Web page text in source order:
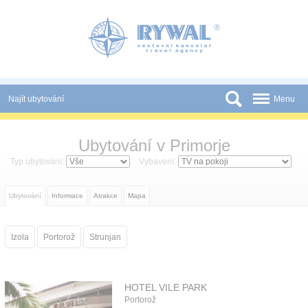
Najít ubytování
Státy
Podmínky
Partneři
Kontakt
Menu
Ubytování v Primorje
Typ ubytování: Vybavení:
Ubytování Informace Atrakce Mapa
Izola Portorož Strunjan
HOTEL VILE PARK
Portorož